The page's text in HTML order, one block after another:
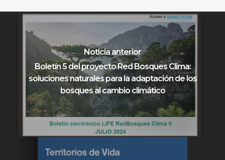
Noticia anterior
Boletín 5 del proyecto Red Bosques Clima:
soluciones naturales para la adaptación de los
bosques al cambio climático